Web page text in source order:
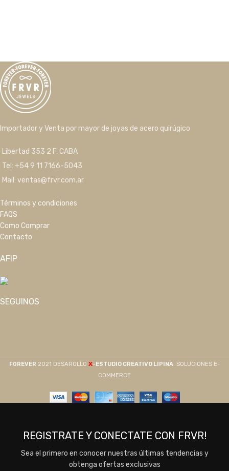
Importador y Venta por mayor de joyas de acero quirúgico
Libertad 353 2 F, CABA
Tel: +54 9 11 7166-5043
Mail: ventas@frvr.com.ar
Términos y condiciones
FAQS
Como Comprar
Contacto
AFIP
SEGUINOS
F0REVER 2021 DESAROLLO X-ESTUDIO CREATIVO LIPINA. SOLUCIONES E-
COMMERCE
REGISTRATE Y CONECTATE CON FRVR!
Sea el primero en conocer nuestras últimas tendencias y
obtenga ofertas exclusivas